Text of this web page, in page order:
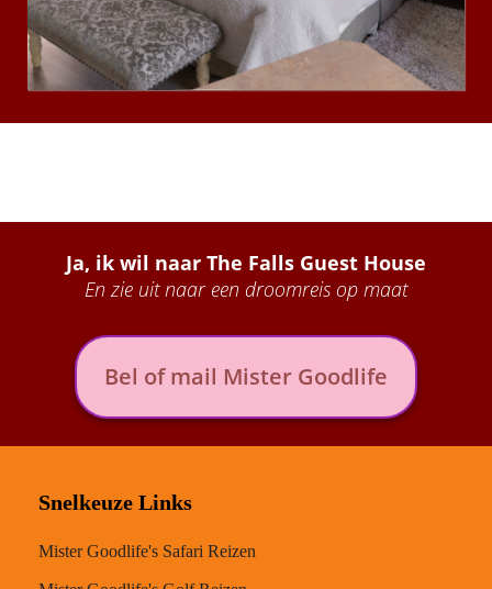
Ja, ik wil naar The Falls Guest House
En zie uit naar een droomreis op maat
Bel of mail Mister Goodlife
Snelkeuze Links
Mister Goodlife's Safari Reizen